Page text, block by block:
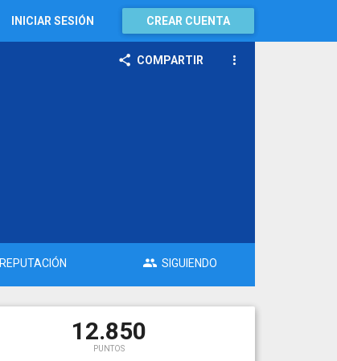
INICIAR SESIÓN CREAR CUENTA
COMPARTIR
REPUTACIÓN SIGUIENDO
12.850
PUNTOS